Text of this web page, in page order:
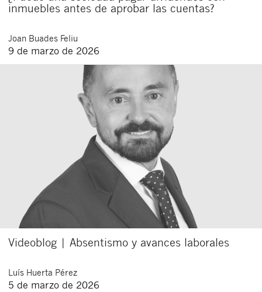
inmuebles antes de aprobar las cuentas?
Joan Buades Feliu
9 de marzo de 2026
Videoblog | Absentismo y avances laborales
Luís Huerta Pérez
5 de marzo de 2026